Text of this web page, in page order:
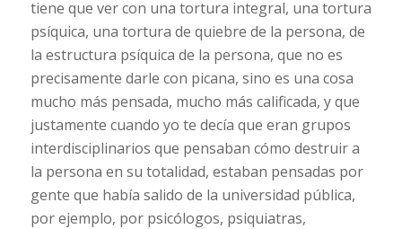
tiene que ver con una tortura integral, una tortura
psíquica, una tortura de quiebre de la persona, de
la estructura psíquica de la persona, que no es
precisamente darle con picana, sino es una cosa
mucho más pensada, mucho más calificada, y que
justamente cuando yo te decía que eran grupos
interdisciplinarios que pensaban cómo destruir a
la persona en su totalidad, estaban pensadas por
gente que había salido de la universidad pública,
por ejemplo, por psicólogos, psiquiatras,